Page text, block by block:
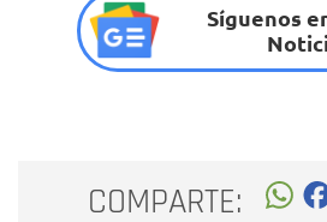
Síguenos
COMPARTE: